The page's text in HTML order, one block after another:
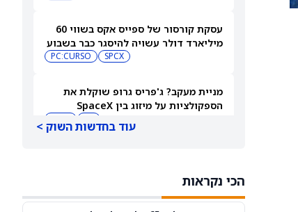
עסקת קורסור של ספייס אקס בשווי 60
מיליארד דולר עשויה להיסגר כבר בשבוע
SPCX
PC:CURSO
מניית מעקב? ג'פריס גרופ שוקלת את
הספקולציות על מיזוג בין SpaceX
עוד בחדשות השוק >
הכי נקראות